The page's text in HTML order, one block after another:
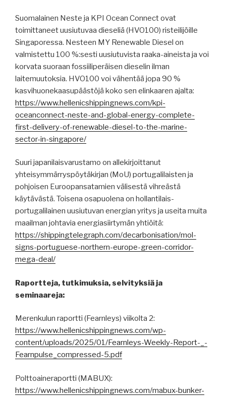
Suomalainen Neste ja KPI Ocean Connect ovat
toimittaneet uusiutuvaa dieseliä (HVO100) risteilijöille
Singaporessa. Nesteen MY Renewable Diesel on
valmistettu 100 %:sesti uusiutuvista raaka-aineista ja voi
korvata suoraan fossiiliperäisen dieselin ilman
laitemuutoksia. HVO100 voi vähentää jopa 90 %
kasvihuonekaasupäästöjä koko sen elinkaaren ajalta:
https://www.hellenicshippingnews.com/kpi-
oceanconnect-neste-and-global-energy-complete-
first-delivery-of-renewable-diesel-to-the-marine-
sector-in-singapore/
Suuri japanilaisvarustamo on allekirjoittanut
yhteisymmärryspöytäkirjan (MoU) portugalilaisten ja
pohjoisen Euroopansatamien välisestä vihreästä
käytävästä. Toisena osapuolena on hollantilais-
portugalilainen uusiutuvan energian yritys ja useita muita
maailman johtavia energiasiirtymän yhtiöitä:
https://shippingtelegraph.com/decarbonisation/mol-
signs-portuguese-northern-europe-green-corridor-
mega-deal/
Raportteja, tutkimuksia, selvityksiä ja
seminaareja:
Merenkulun raportti (Fearnleys) viikolta 2:
https://www.hellenicshippingnews.com/wp-
content/uploads/2025/01/Fearnleys-Weekly-Report-_-
Fearnpulse_compressed-5.pdf
Polttoaineraportti (MABUX):
https://www.hellenicshippingnews.com/mabux-bunker-